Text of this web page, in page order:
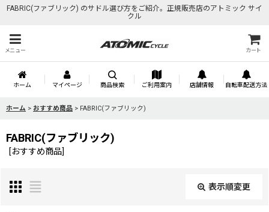
FABRIC(ファブリック) のサドル選び方をご紹介。正規販売店のアトミック サイ
クル
メニュー カート
ホーム マイページ 商品検索 ご利用案内 店舗情報 自転車配送方法
ホーム > おすすめ商品 > FABRIC(ファブリック)
FABRIC(ファブリック)
[おすすめ商品]
表示順変更